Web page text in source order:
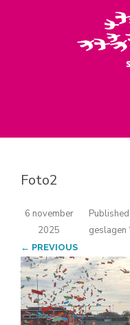
Foto2
Published
6 november
2025
geslagen
← PREVIOUS